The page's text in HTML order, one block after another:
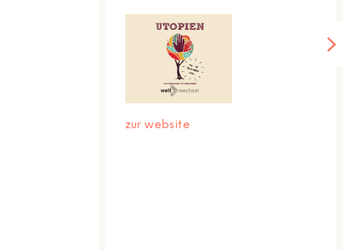
zur website